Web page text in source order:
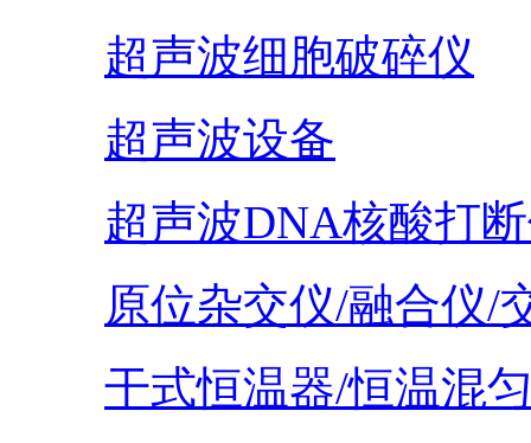
超声波细胞破碎仪
超声波设备
超声波DNA核酸打
原位杂交仪/融合仪/
干式恒温器/恒温混